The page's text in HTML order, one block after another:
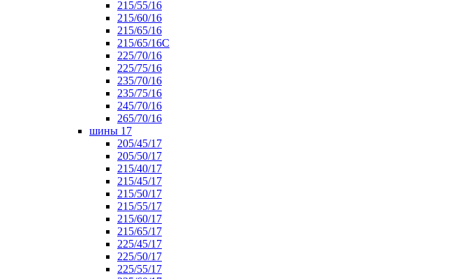
215/55/16
215/60/16
215/65/16
215/65/16С
225/70/16
225/75/16
235/70/16
235/75/16
245/70/16
265/70/16
шины 17
205/45/17
205/50/17
215/40/17
215/45/17
215/50/17
215/55/17
215/60/17
215/65/17
225/45/17
225/50/17
225/55/17